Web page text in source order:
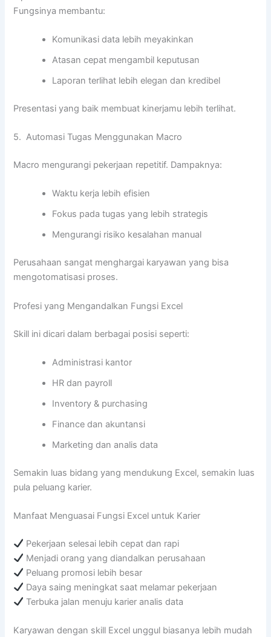
Fungsinya membantu:
Komunikasi data lebih meyakinkan
Atasan cepat mengambil keputusan
Laporan terlihat lebih elegan dan kredibel
Presentasi yang baik membuat kinerjamu lebih terlihat.
5. Automasi Tugas Menggunakan Macro
Macro mengurangi pekerjaan repetitif. Dampaknya:
Waktu kerja lebih efisien
Fokus pada tugas yang lebih strategis
Mengurangi risiko kesalahan manual
Perusahaan sangat menghargai karyawan yang bisa
mengotomatisasi proses.
Profesi yang Mengandalkan Fungsi Excel
Skill ini dicari dalam berbagai posisi seperti:
Administrasi kantor
HR dan payroll
Inventory & purchasing
Finance dan akuntansi
Marketing dan analis data
Semakin luas bidang yang mendukung Excel, semakin luas
pula peluang karier.
Manfaat Menguasai Fungsi Excel untuk Karier
Pekerjaan selesai lebih cepat dan rapi
Menjadi orang yang diandalkan perusahaan
Peluang promosi lebih besar
Daya saing meningkat saat melamar pekerjaan
Terbuka jalan menuju karier analis data
Karyawan dengan skill Excel unggul biasanya lebih mudah